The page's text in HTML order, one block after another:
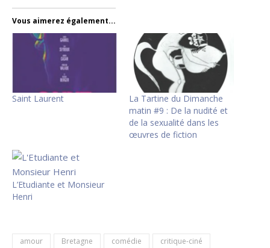
Vous aimerez également...
Saint Laurent
La Tartine du Dimanche
matin #9 : De la nudité et
de la sexualité dans les
œuvres de fiction
L’Etudiante et Monsieur
Henri
amour Bretagne comédie critique-ciné